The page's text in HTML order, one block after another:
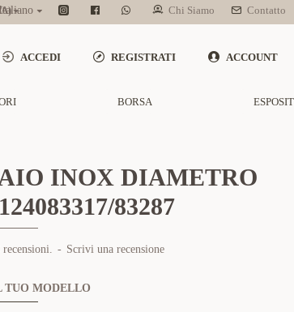
Chi Siamo Contatto
ACCEDI REGISTRATI ACCOUNT
BORSA
INOX DIAMETRO
83287
recensioni. - Scrivi una recensione
TUO MODELLO